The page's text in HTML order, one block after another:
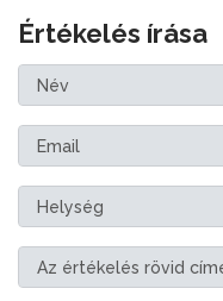
Értékelés írása